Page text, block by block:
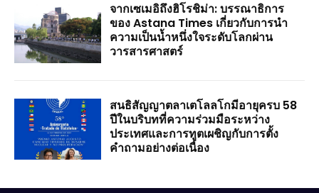
จากเซเมอิถึงฮิโรชิม่า: บรรณาธิการ
ของ Astana Times เกี่ยวกับการนำ
ความเป็นน้ำหนึ่งใจระดับโลกผ่าน
วารสารศาสตร์
สนธิสัญญาตลาเตโลลโกมีอายุครบ 58
ปีในบริบทที่ความร่วมมือระหว่าง
ประเทศและการทูตเผชิญกับการตั้ง
คำถามอย่างต่อเนื่อง